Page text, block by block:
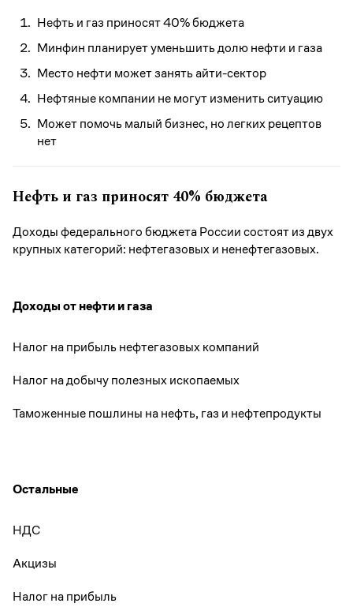
Нефть и газ приносят 40% бюджета
Минфин планирует уменьшить долю нефти и газа
Место нефти может занять айти-сектор
Нефтяные компании не могут изменить ситуацию
Может помочь малый бизнес, но легких рецептов
нет
Нефть и газ приносят 40% бюджета
Доходы федерального бюджета России состоят из двух
крупных категорий: нефтегазовых и ненефтегазовых.
Доходы от нефти и газа
Налог на прибыль нефтегазовых компаний
Налог на добычу полезных ископаемых
Таможенные пошлины на нефть, газ и нефтепродукты
Остальные
НДС
Акцизы
Налог на прибыль